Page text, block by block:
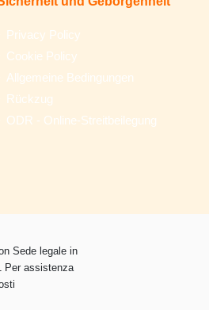
Privacy Policy
Cookie Policy
Allgemeine Bedingungen
Rückzug
ODR - Online-Streitbeilegung
Sede legale in
Per assistenza